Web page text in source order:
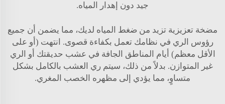
جيد دون إهدار المياه.
مضخة تعزيزية تزيد من ضغط المياه لديك، مما يضمن أن جميع
رؤوس الري في نظامك تعمل بكفاءة قصوى. انتهت (أو على
الأقل معظم) أيام المناطق الجافة في عشب حديقتك أو الري
غير المتوازن. بدلاً من ذلك، سيتم ري العشب بالكامل بشكل
متساوٍ، مما يؤدي إلى مظهره الخصب المغري.